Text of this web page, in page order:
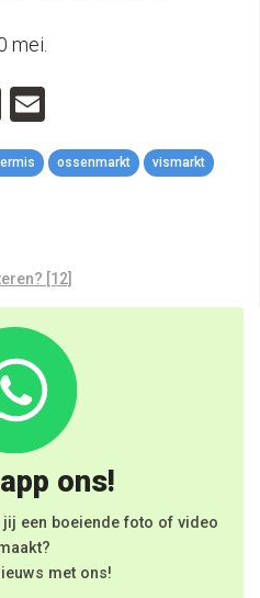
mei.
Copy
Link
ossenmarkt vismarkt
[12]
ons!
een boeiende foto of video
met ons!